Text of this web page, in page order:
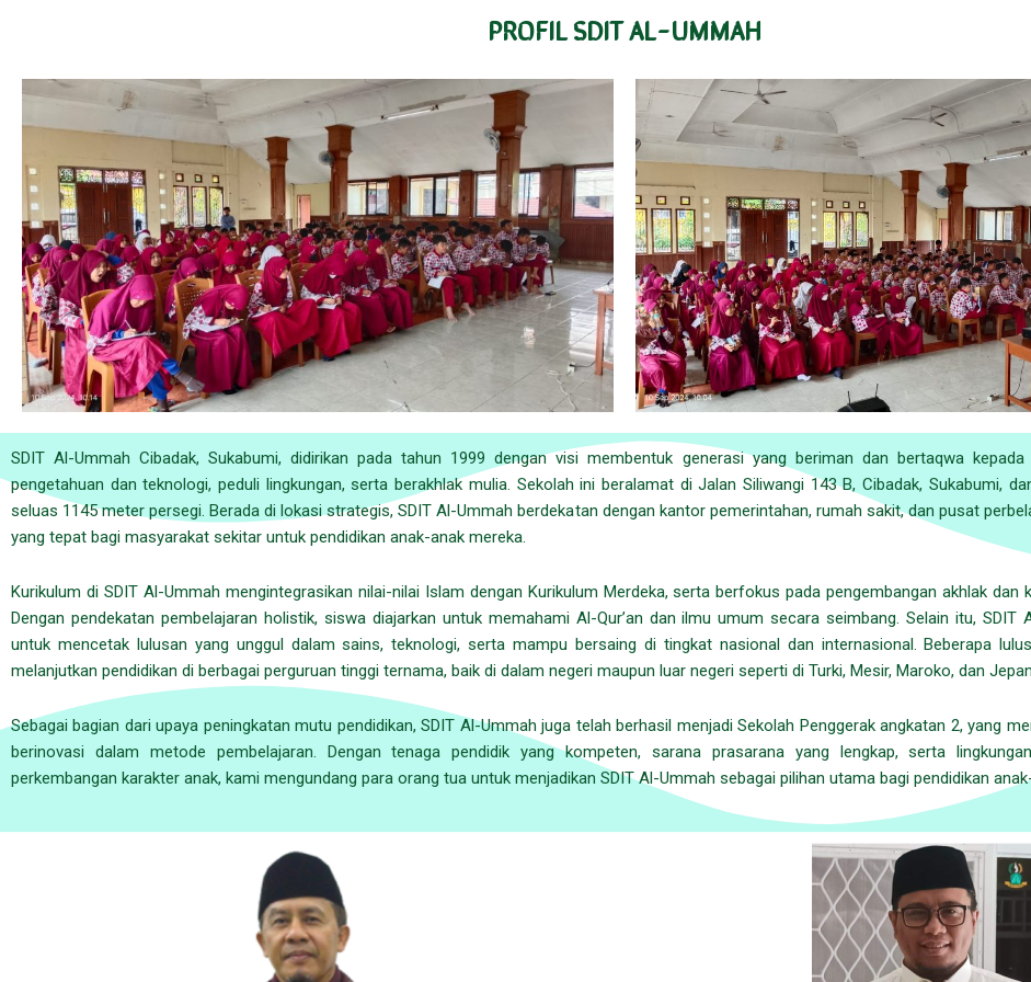
PROFIL SDIT AL-UMMAH
SDIT Al-Ummah Cibadak, Sukabumi, didirikan pada tahun 1999 dengan visi membentuk generasi yang beriman dan bertaqwa
pengetahuan dan teknologi, peduli lingkungan, serta berakhlak mulia. Sekolah ini beralamat di Jalan Siliwangi 143 B, Cibadak, Sukabumi,
seluas 1145 meter persegi. Berada di lokasi strategis, SDIT Al-Ummah berdekatan dengan kantor pemerintahan, rumah sakit, dan pusat
yang tepat bagi masyarakat sekitar untuk pendidikan anak-anak mereka.
Kurikulum di SDIT Al-Ummah mengintegrasikan nilai-nilai Islam dengan Kurikulum Merdeka, serta berfokus pada pengembangan akhlak dan
Dengan pendekatan pembelajaran holistik, siswa diajarkan untuk memahami Al-Qur’an dan ilmu umum secara seimbang. Selain itu, SDIT
untuk mencetak lulusan yang unggul dalam sains, teknologi, serta mampu bersaing di tingkat nasional dan internasional. Beberapa
melanjutkan pendidikan di berbagai perguruan tinggi ternama, baik di dalam negeri maupun luar negeri seperti di Turki, Mesir, Maroko, dan
Sebagai bagian dari upaya peningkatan mutu pendidikan, SDIT Al-Ummah juga telah berhasil menjadi Sekolah Penggerak angkatan 2, yang
berinovasi dalam metode pembelajaran. Dengan tenaga pendidik yang kompeten, sarana prasarana yang lengkap, serta
perkembangan karakter anak, kami mengundang para orang tua untuk menjadikan SDIT Al-Ummah sebagai pilihan utama bagi pendidikan